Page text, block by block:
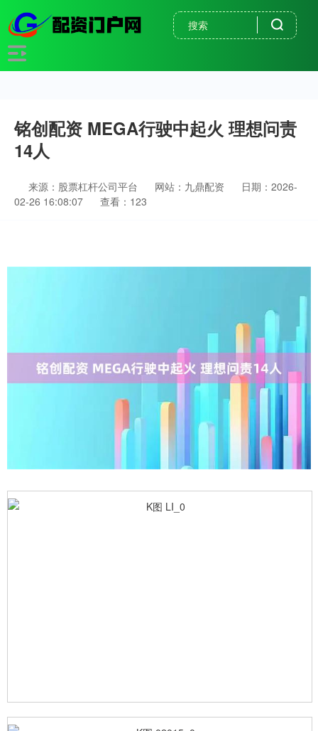
铭创配资 MEGA行驶中起火 理想问责
14人
来源：股票杠杆公司平台 网站：九鼎配资
日期：2026-
02-26 16:08:07
查看：123